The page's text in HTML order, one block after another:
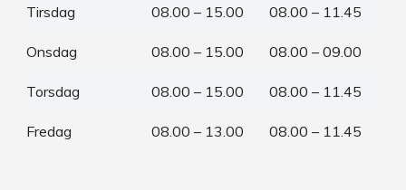
Tirsdag 08.00 – 15.00 08.00 – 11.45
Onsdag 08.00 – 15.00 08.00 – 09.00
Torsdag 08.00 – 15.00 08.00 – 11.45
Fredag 08.00 – 13.00 08.00 – 11.45